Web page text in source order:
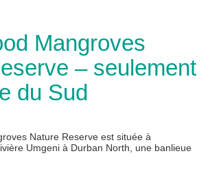
Mangroves
– seulement
du Sud
Nature Reserve est située à
Umgeni à Durban North, une banlieue